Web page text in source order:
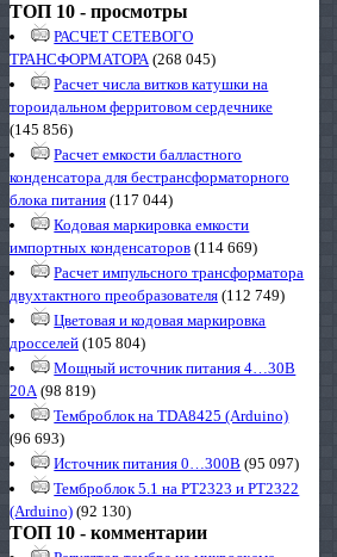
ТОП 10 - просмотры
РАСЧЕТ СЕТЕВОГО
ТРАНСФОРМАТОРА(268 045)
Расчет числа витков катушки на
тороидальном ферритовом сердечнике
(145 856)
Расчет емкости балластного
конденсатора для бестрансформаторного
блока питания (117 044)
Кодовая маркировка емкости
импортных конденсаторов (114 669)
Расчет импульсного трансформатора
двухтактного преобразователя (112 749)
Цветовая и кодовая маркировка
дросселей (105 804)
Мощный источник питания 4…30В
20А(98 819)
Темброблок на TDA8425 (Arduino)
(96 693)
Источник питания 0…300В (95 097)
Темброблок 5.1 на PT2323 и PT2322
(Arduino) (92 130)
ТОП 10 - комментарии